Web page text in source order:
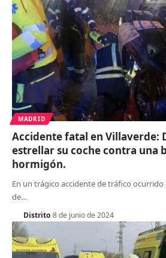
MADRID
Accidente fatal en Villaverde:
estrellar su coche contra una
hormigón.
En un trágico accidente de tráfico
de…
Distrito 8 de junio de 2024